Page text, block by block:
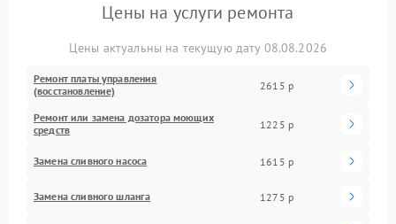
Цены на услуги ремонта
Цены актуальны на текущую дату 08.08.2026
Ремонт платы управления
(восстановление)
2615 р
Ремонт или замена дозатора моющих
средств
1225 р
Замена сливного насоса 1615 р
Замена сливного шланга 1275 р